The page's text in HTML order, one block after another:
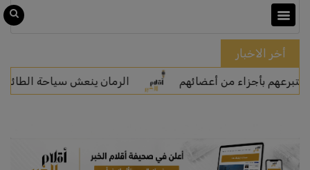
أخر الاخبار
بأجزاء من أعضائهم الرمان ينعش سياحة الطائف